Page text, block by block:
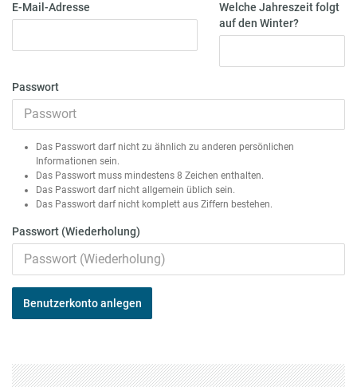
E-Mail-Adresse
Welche Jahreszeit folgt
auf den Winter?
Passwort
Das Passwort darf nicht zu ähnlich zu anderen persönlichen
Informationen sein.
Das Passwort muss mindestens 8 Zeichen enthalten.
Das Passwort darf nicht allgemein üblich sein.
Das Passwort darf nicht komplett aus Ziffern bestehen.
Passwort (Wiederholung)
Benutzerkonto anlegen